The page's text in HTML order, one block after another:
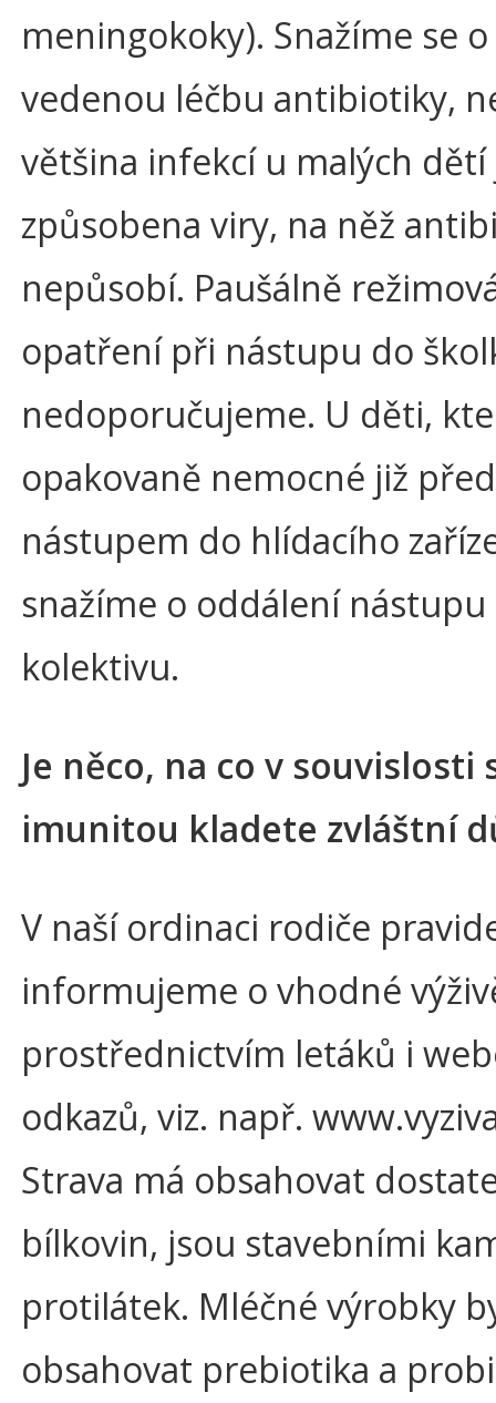
meningokoky). Snažíme se
vedenou léčbu antibiotiky,
většina infekcí u malých dětí
způsobena viry, na něž
nepůsobí. Paušálně
opatření při nástupu do
nedoporučujeme. U děti,
opakovaně nemocné již před
nástupem do hlídacího
snažíme o oddálení
kolektivu.
Je něco, na co v souvislosti
imunitou kladete zvláštní
V naší ordinaci rodiče
informujeme o vhodné
prostřednictvím letáků i
odkazů, viz. např.
Strava má obsahovat
bílkovin, jsou stavebními
protilátek. Mléčné výrobky
obsahovat prebiotika a